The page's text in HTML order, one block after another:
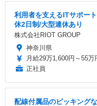
利用者を支えるITサポー
休2日制/大型連休あり
株式会社RIOT GROUP
神奈川県
月給29万1,600円～55万
正社員
配線付属品のピッキング